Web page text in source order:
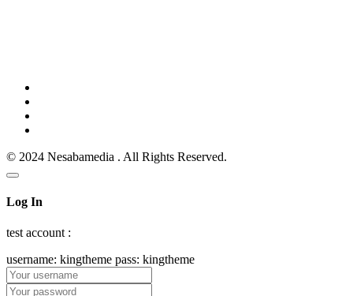
© 2024 Nesabamedia . All Rights Reserved.
Log In
test account :
username: kingtheme pass: kingtheme